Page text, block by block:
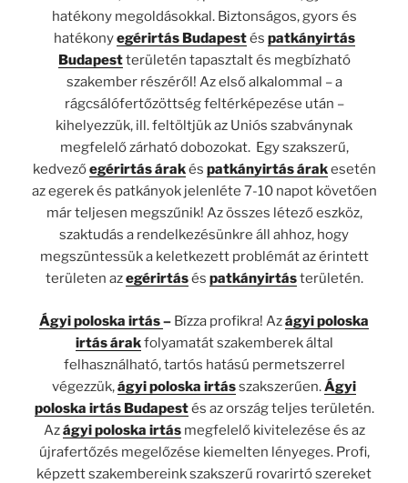
hatékony megoldásokkal. Biztonságos, gyors és
hatékonyegérirtás Budapestés patkányirtás
Budapestterületén tapasztalt és megbízható
szakember részéről! Az első alkalommal – a
rágcsálófertőzöttség feltérképezése után –
kihelyezzük, ill. feltöltjük az Uniós szabványnak
megfelelő zárható dobozokat. Egy szakszerű,
kedvezőegérirtás árakés patkányirtás árakesetén
az egerek és patkányok jelenléte 7-10 napot követően
már teljesen megszűnik! Az összes létező eszköz,
szaktudás a rendelkezésünkre áll ahhoz, hogy
megszüntessük a keletkezett problémát az érintett
területen azegérirtásés patkányirtásterületén.
Ágyi poloska irtás– Bízza profikra! Azágyi poloska
irtás árakfolyamatát szakemberek által
felhasználható, tartós hatású permetszerrel
végezzük,ágyi poloska irtásszakszerűen.Ágyi
poloska irtás Budapestés az ország teljes területén.
Azágyi poloska irtás megfelelő kivitelezése és az
újrafertőzés megelőzése kiemelten lényeges. Profi,
képzett szakembereink szakszerű rovarirtó szereket